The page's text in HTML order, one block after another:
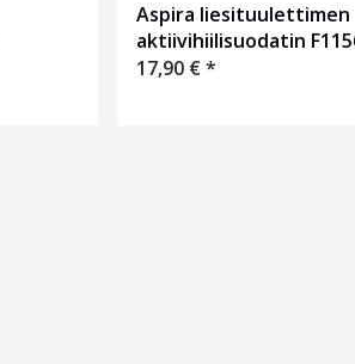
Aspira liesituulettimen
aktiivihiilisuodatin
17,90 €*